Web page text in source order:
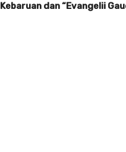
Kebaruan dan “Evangelii G